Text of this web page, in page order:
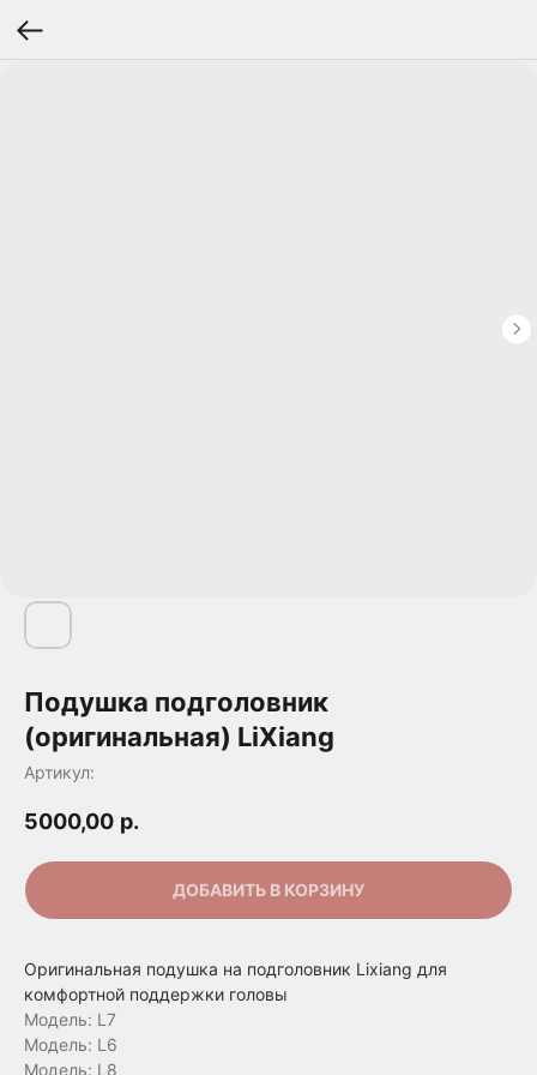
Подушка подголовник
(оригинальная) LiXiang
Артикул:
5000,00 р.
ДОБАВИТЬ В КОРЗИНУ
Оригинальная подушка на подголовник Lixiang для
комфортной поддержки головы
Модель: L7
Модель: L6
Модель: L8